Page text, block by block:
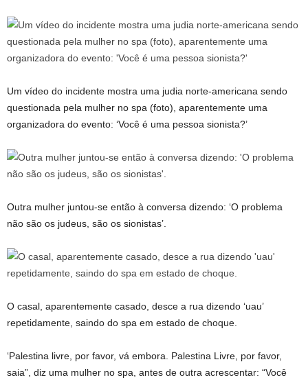
Um vídeo do incidente mostra uma judia norte-americana sendo
questionada pela mulher no spa (foto), aparentemente uma
organizadora do evento: ‘Você é uma pessoa sionista?’
Outra mulher juntou-se então à conversa dizendo: ‘O problema
não são os judeus, são os sionistas’.
O casal, aparentemente casado, desce a rua dizendo ‘uau’
repetidamente, saindo do spa em estado de choque.
‘Palestina livre, por favor, vá embora. Palestina Livre, por favor,
saia”, diz uma mulher no spa, antes de outra acrescentar: “Você